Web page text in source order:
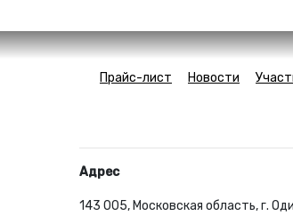
Прайс-лист Новости
Адрес
143 005, Московская область, г.